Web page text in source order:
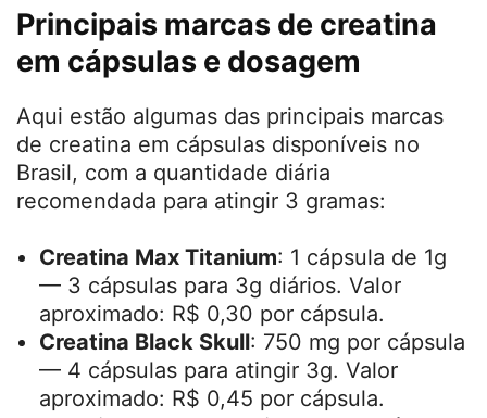
se hidratado é essencial para evitar a
desidratação.
Divida a dose, se necessário
Durante a fase de saturação, dividir a dose
ao longo do dia pode ser uma estratégia
confortável. Por exemplo, tomar 1 a 2
a melhorar a absorção.
PUBLICIDADE